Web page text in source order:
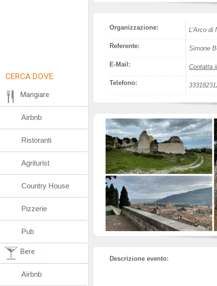
Organizzazione: L'Arco di
Referente: Simone
E-Mail: Contatta
Telefono:
Descrizione evento:
CERCA DOVE:
Mangiare
Airbnb
Ristoranti
Agriturist
Country House
Pizzerie
Pub
Bere
Airbnb